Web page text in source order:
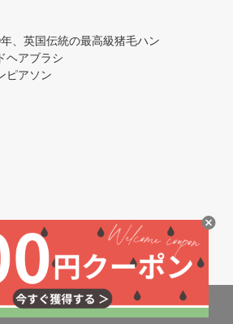
、英国伝統の最高級猪毛ハン
ヘアブラシ
ピアソン
す。